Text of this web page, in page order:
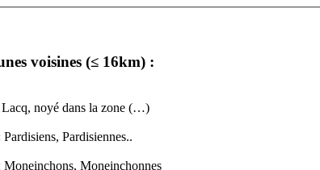
voisines (≤ 16km) :
noyé dans la zone (…)
Pardisiennes..
Moneinchonnes